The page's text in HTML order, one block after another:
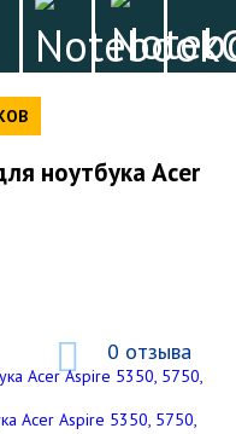
ноутбука Acer
0 отзыва